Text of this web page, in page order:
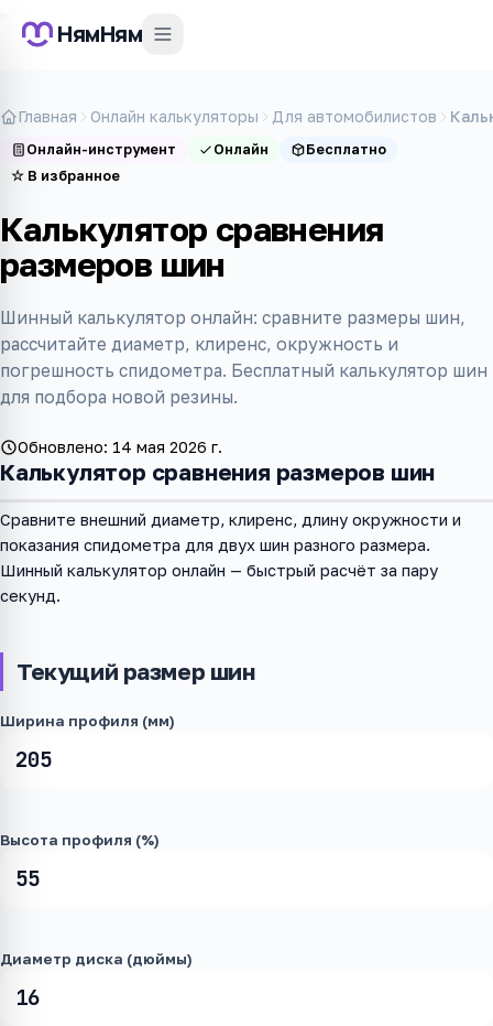
НямНям
Главная Онлайн калькуляторы Для автомобилистов
Онлайн-инструмент Онлайн
Бесплатно
☆ В избранное
Калькулятор сравнения
размеров шин
Шинный калькулятор онлайн: сравните размеры шин,
рассчитайте диаметр, клиренс, окружность и
погрешность спидометра. Бесплатный калькулятор шин
для подбора новой резины.
Обновлено: 14 мая 2026 г.
Калькулятор сравнения размеров шин
Сравните внешний диаметр, клиренс, длину окружности и
показания спидометра для двух шин разного размера.
Шинный калькулятор онлайн — быстрый расчёт за пару
секунд.
Текущий размер шин
Ширина профиля (мм)
Высота профиля (%)
Диаметр диска (дюймы)